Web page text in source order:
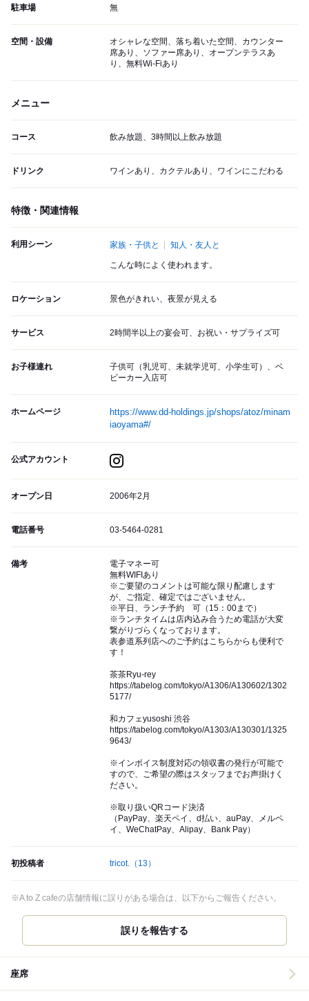
駐車場 無
空間・設備
オシャレな空間、落ち着いた空間、カウンター
席あり、ソファー席あり、オープンテラスあ
り、無料Wi-Fiあり
メニュー
コース 飲み放題、3時間以上飲み放題
ドリンク ワインあり、カクテルあり、ワインにこだわる
特徴・関連情報
利用シーン 家族・子供と 知人・友人と
こんな時によく使われます。
ロケーション 景色がきれい、夜景が見える
サービス 2時間半以上の宴会可、お祝い・サプライズ可
お子様連れ
子供可（乳児可、未就学児可、小学生可）、ベ
ビーカー入店可
ホームページ
https://www.dd-holdings.jp/shops/atoz/minam
iaoyama#/
公式アカウント
オープン日 2006年2月
電話番号 03-5464-0281
備考
電子マネー可
無料WIFIあり
※ご要望のコメントは可能な限り配慮します
が、ご指定、確定ではございません。
※平日、ランチ予約 可（15：00まで）
※ランチタイムは店内込み合うため電話が大変
繋がりづらくなっております。
表参道系列店へのご予約はこちらからも便利で
す！
茶茶Ryu-rey
https://tabelog.com/tokyo/A1306/A130602/1302
5177/
和カフェyusoshi 渋谷
https://tabelog.com/tokyo/A1303/A130301/1325
9643/
※インボイス制度対応の領収書の発行が可能で
すので、ご希望の際はスタッフまでお声掛けく
ださい。
※取り扱いQRコード決済
（PayPay、楽天ペイ、d払い、auPay、メルペ
イ、WeChatPay、Alipay、Bank Pay）
初投稿者 tricot. （13）
※A to Z cafeの店舗情報に誤りがある場合は、以下からご報告ください。
誤りを報告する
座席